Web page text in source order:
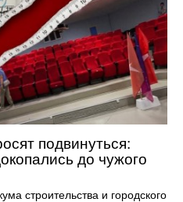
подвинуться:
до чужого
строительства и городского